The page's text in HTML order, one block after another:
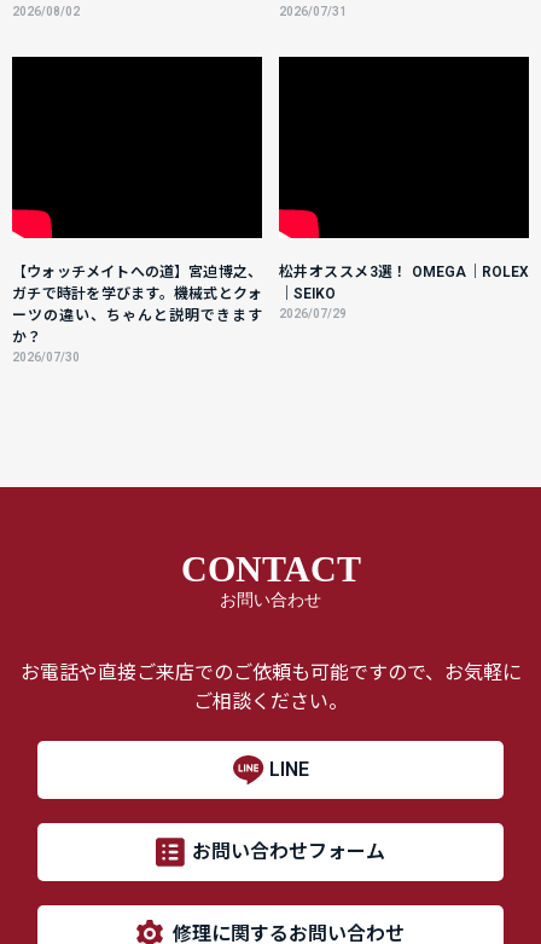
2026/08/02 2026/07/31
【ウォッチメイトへの道】宮迫博之、
ガチで時計を学びます。機械式とクォ
ーツの違い、ちゃんと説明できます
か？
2026/07/30
松井オススメ3選！ OMEGA｜ROLEX
｜SEIKO
2026/07/29
CONTACT
お問い合わせ
お電話や直接ご来店でのご依頼も可能ですので、お気軽に
ご相談ください。
LINE
お問い合わせフォーム
修理に関するお問い合わせ